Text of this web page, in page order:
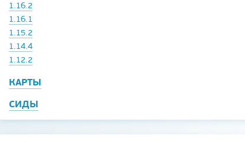
1.16.2
1.16.1
1.15.2
1.14.4
1.12.2
КАРТЫ
СИДЫ